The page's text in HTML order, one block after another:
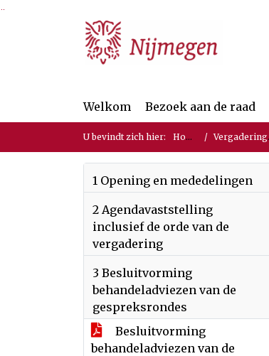
Ga naar de inhoud van deze pagina
Ga naar het zoeken
Ga naar het menu
Welkom Bezoek aan de raad
U bevindt zich hier: Home Vergaderingen
1 Opening en mededelingen
2 Agendavaststelling
inclusief de orde van de
vergadering
3 Besluitvorming
behandeladviezen van de
gespreksrondes
Besluitvorming
behandeladviezen van de